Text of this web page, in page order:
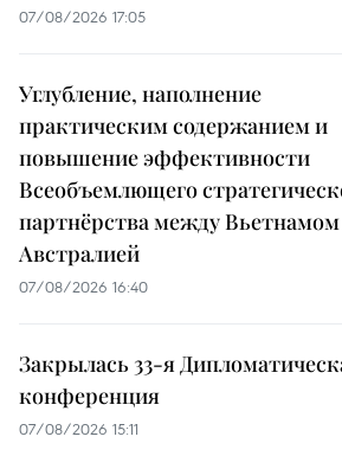
07/08/2026 17:05
Углубление, наполнение
практическим содержанием и
повышение эффективности
Всеобъемлющего
партнёрства между
Австралией
07/08/2026 16:40
Закрылась 33-я
конференция
07/08/2026 15:11